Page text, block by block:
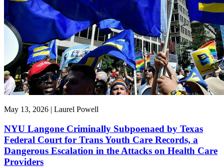
May 13, 2026 | Laurel Powell
NYU Langone Criminally Subpoenaed by Texas
Federal Court for Trans Youth Care Records, a
Dangerous Escalation in the Attacks on Health Care
Providers